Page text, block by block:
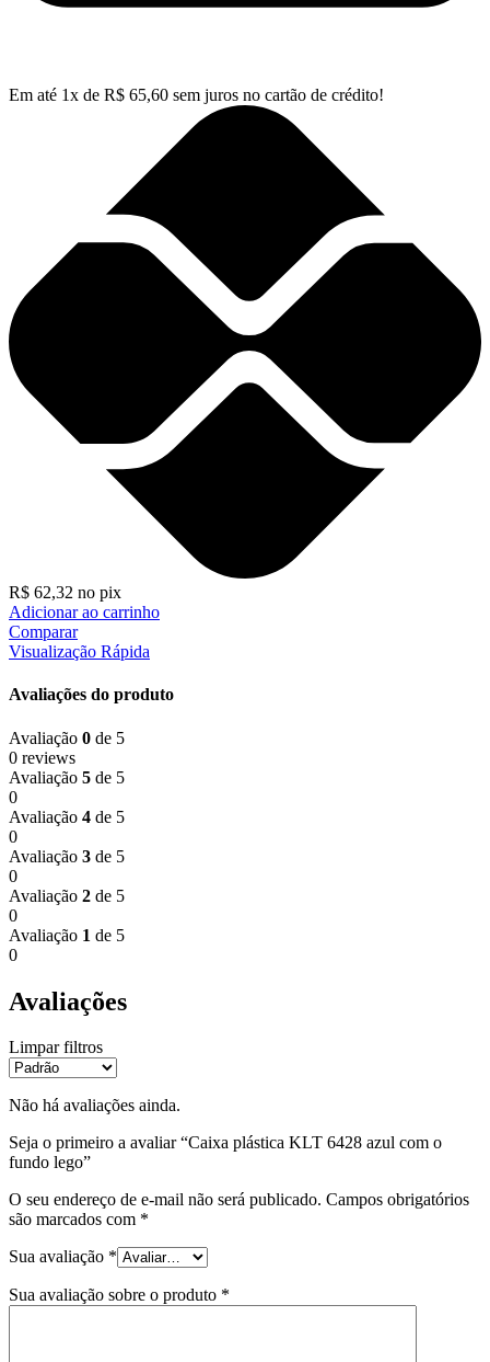
Em até 1x de R$ 65,60 sem juros no cartão de crédito!
R$ 62,32 no pix
Adicionar ao carrinho
Comparar
Visualização Rápida
Avaliações do produto
Avaliação 0 de 5
0 reviews
Avaliação 5 de 5
0
Avaliação 4 de 5
0
Avaliação 3 de 5
0
Avaliação 2 de 5
0
Avaliação 1 de 5
0
Avaliações
Limpar filtros
Não há avaliações ainda.
Seja o primeiro a avaliar “Caixa plástica KLT 6428 azul com o
fundo lego”
O seu endereço de e-mail não será publicado. Campos obrigatórios
são marcados com *
Sua avaliação *
Sua avaliação sobre o produto *